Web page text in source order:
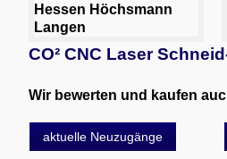
CO² CNC Laser
Wir bewerten und kaufen
aktuelle Neuzugänge